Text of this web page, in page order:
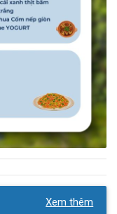
Xem thêm